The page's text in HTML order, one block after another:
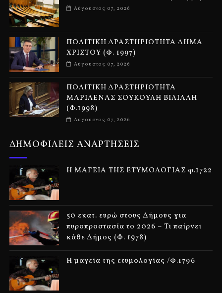
Αύγουστος 07, 2026
ΠΟΛΙΤΙΚΗ ΔΡΑΣΤΗΡΙΟΤΗΤΑ ΔΗΜΑ
ΧΡΙΣΤΟΥ (Φ. 1997)
Αύγουστος 07, 2026
ΠΟΛΙΤΙΚΗ ΔΡΑΣΤΗΡΙΟΤΗΤΑ
ΜΑΡΙΛΕΝΑΣ ΣΟΥΚΟΥΛΗ ΒΙΛΙΑΛΗ
(Φ.1998)
Αύγουστος 07, 2026
ΔΗΜΟΦΙΛΕΙΣ ΑΝΑΡΤΗΣΕΙΣ
Η ΜΑΓΕΙΑ ΤΗΣ ΕΤΥΜΟΛΟΓΙΑΣ φ.1722
50 εκατ. ευρώ στους Δήμους για
πυροπροστασία το 2026 – Τι παίρνει
κάθε Δήμος (Φ. 1978)
Η μαγεία της ετυμολογίας /Φ.1796